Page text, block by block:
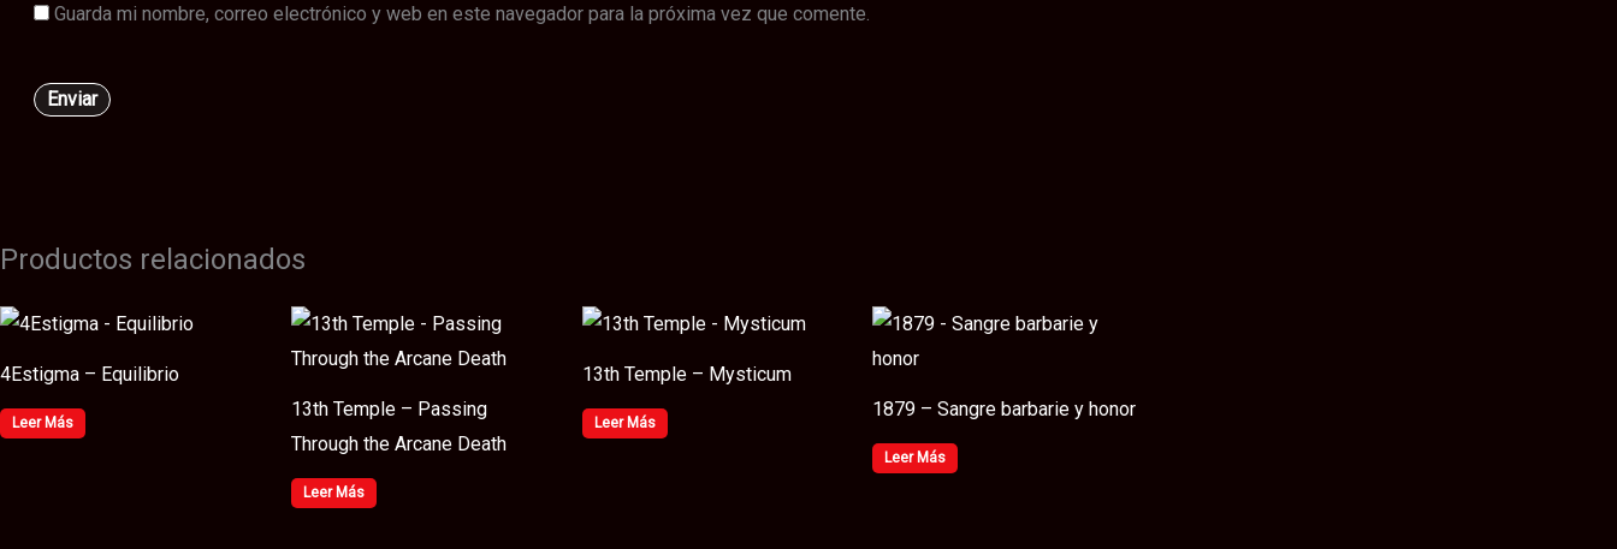
Guarda mi nombre, correo electrónico y web en este navegador para la próxima vez que comente.
Productos relacionados
4Estigma – Equilibrio
Leer Más
13th Temple – Passing
Through the Arcane Death
Leer Más
13th Temple – Mysticum
Leer Más
1879 – Sangre barbarie y honor
Leer Más